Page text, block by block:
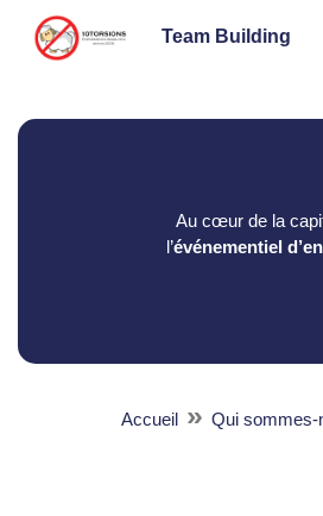
Team Building
Au cœur de la
l’événementiel
Accueil » Qui sommes-